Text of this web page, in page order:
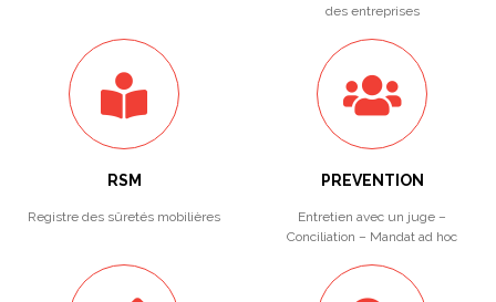
des entreprises
RSM
Registre des sûretés mobilières
PREVENTION
Entretien avec un juge –
Conciliation – Mandat ad hoc